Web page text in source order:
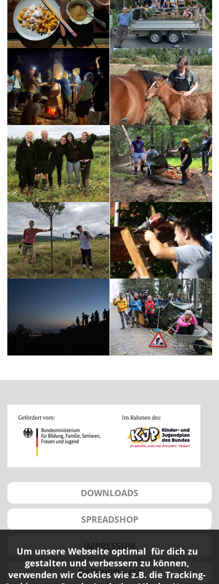
Um unsere Webseite optimal für dich zu
gestalten und verbessern zu können,
verwenden wir Cookies wie z.B. die Tracking-
DOWNLOADS
SPREADSHOP
IMPRESSUM
DATENSCHUTZ